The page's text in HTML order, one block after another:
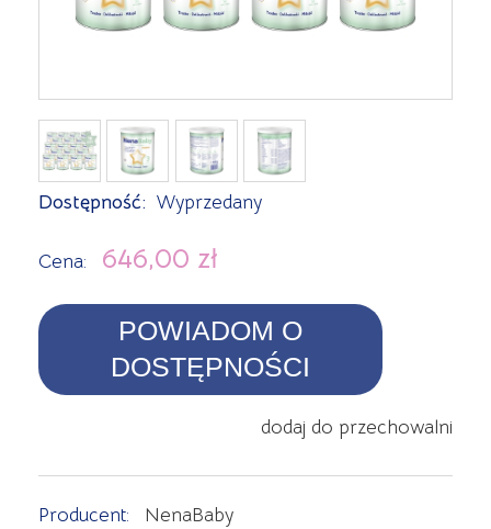
Dostępność: Wyprzedany
Cena: 646,00 zł
POWIADOM O
DOSTĘPNOŚCI
dodaj do przechowalni
Producent:
NenaBaby